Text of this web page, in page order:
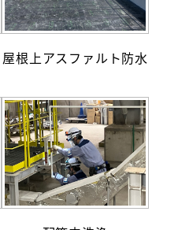
屋根上アスファルト防水